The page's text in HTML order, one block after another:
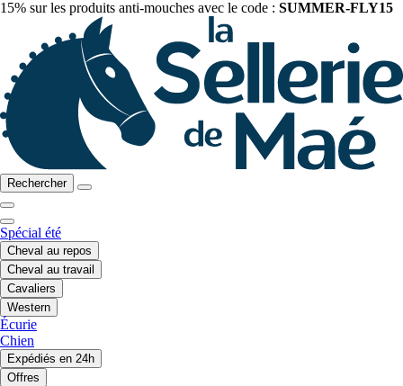
15% sur les produits anti-mouches avec le code : SUMMER-FLY15
Rechercher
Spécial été
Cheval au repos
Cheval au travail
Cavaliers
Western
Écurie
Chien
Expédiés en 24h
Offres